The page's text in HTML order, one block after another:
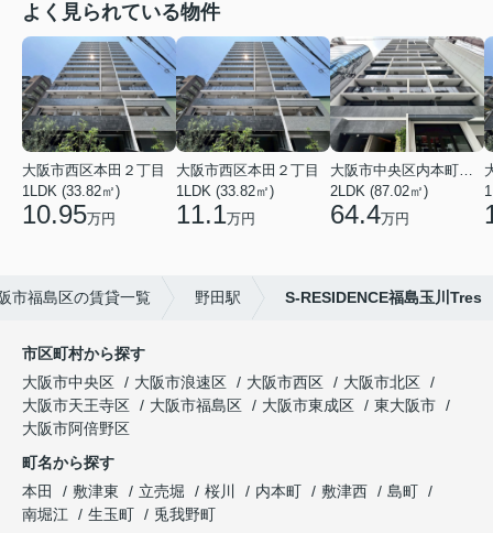
よく見られている物件
大阪市西区本田２丁目
1LDK (33.82㎡)
10.95万円
大阪市西区本田２丁目
1LDK (33.82㎡)
11.1万円
大阪市中央区内本町１丁目
2LDK (87.02㎡)
64.4万円
市福島区の賃貸一覧 野田駅 S-RESIDENCE福島玉川Tres
市区町村から探す
大阪市中央区
大阪市浪速区 大阪市西区
大阪市北区
大阪市天王寺区
大阪市福島区 大阪市東成区
東大阪市
大阪市阿倍野区
町名から探す
本田
敷津東 立売堀 桜川 内本町 敷津西
島町
南堀江
生玉町
兎我野町